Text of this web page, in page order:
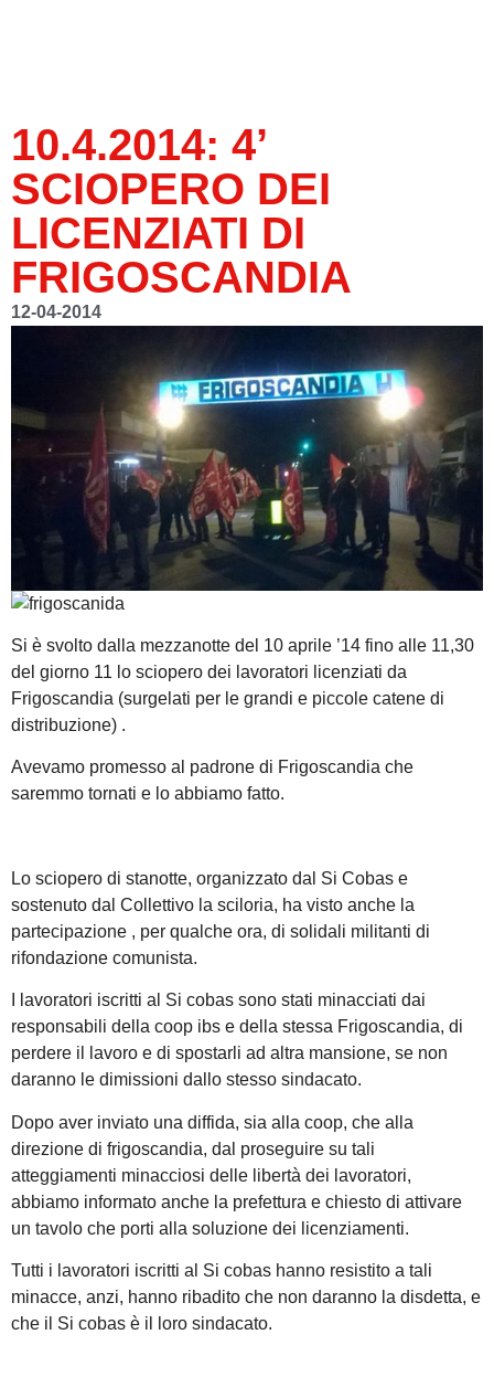
10.4.2014: 4’
SCIOPERO DEI
LICENZIATI DI
FRIGOSCANDIA
12-04-2014
Si è svolto dalla mezzanotte del 10 aprile ’14 fino alle 11,30
del giorno 11 lo sciopero dei lavoratori licenziati da
Frigoscandia (surgelati per le grandi e piccole catene di
distribuzione) .
Avevamo promesso al padrone di Frigoscandia che
saremmo tornati e lo abbiamo fatto.
Lo sciopero di stanotte, organizzato dal Si Cobas e
sostenuto dal Collettivo la sciloria, ha visto anche la
partecipazione , per qualche ora, di solidali militanti di
rifondazione comunista.
I lavoratori iscritti al Si cobas sono stati minacciati dai
responsabili della coop ibs e della stessa Frigoscandia, di
perdere il lavoro e di spostarli ad altra mansione, se non
daranno le dimissioni dallo stesso sindacato.
Dopo aver inviato una diffida, sia alla coop, che alla
direzione di frigoscandia, dal proseguire su tali
atteggiamenti minacciosi delle libertà dei lavoratori,
abbiamo informato anche la prefettura e chiesto di attivare
un tavolo che porti alla soluzione dei licenziamenti.
Tutti i lavoratori iscritti al Si cobas hanno resistito a tali
minacce, anzi, hanno ribadito che non daranno la disdetta, e
che il Si cobas è il loro sindacato.